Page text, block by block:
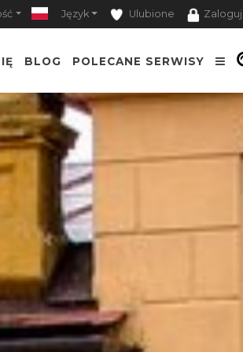
Język Ulubione Zaloguj
BLOG POLECANE SERWISY